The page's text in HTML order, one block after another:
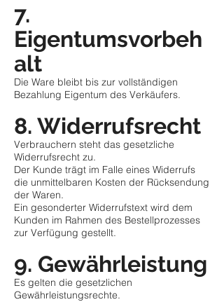
7.
Eigentumsvorbeh
alt
Die Ware bleibt bis zur vollständigen
Bezahlung Eigentum des Verkäufers.
8. Widerrufsrecht
Verbrauchern steht das gesetzliche
Widerrufsrecht zu.
Der Kunde trägt im Falle eines Widerrufs
die unmittelbaren Kosten der Rücksendung
der Waren.
Ein gesonderter Widerrufstext wird dem
Kunden im Rahmen des Bestellprozesses
zur Verfügung gestellt.
9. Gewährleistung
Es gelten die gesetzlichen
Gewährleistungsrechte.